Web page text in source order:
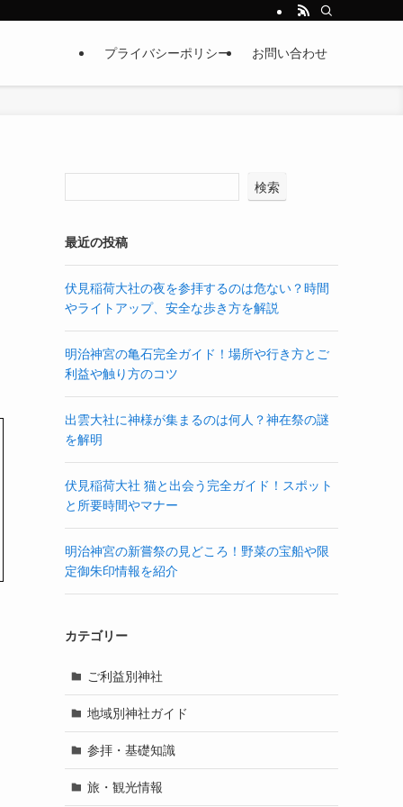
プライバシーポリシー お問い合わせ
検索
最近の投稿
伏見稲荷大社の夜を参拝するのは危ない？時間
やライトアップ、安全な歩き方を解説
明治神宮の亀石完全ガイド！場所や行き方とご
利益や触り方のコツ
出雲大社に神様が集まるのは何人？神在祭の謎
を解明
伏見稲荷大社 猫と出会う完全ガイド！スポット
と所要時間やマナー
明治神宮の新嘗祭の見どころ！野菜の宝船や限
定御朱印情報を紹介
カテゴリー
ご利益別神社
地域別神社ガイド
参拝・基礎知識
旅・観光情報